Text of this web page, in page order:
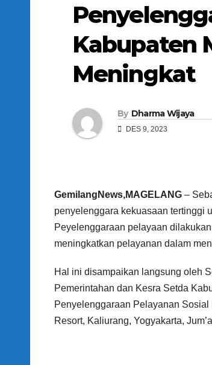
Kabupaten
Meningkat
By Dharma Wijaya
DES 9, 2023
GemilangNews,MAGELANG –
penyelenggara kekuasaan tertinggi
Peyelenggaraan pelayaan
meningkatkan pelayanan dalam
Hal ini disampaikan langsung oleh
Pemerintahan dan Kesra Setda
Penyelenggaraan Pelayanan
Resort, Kaliurang, Yogyakarta,